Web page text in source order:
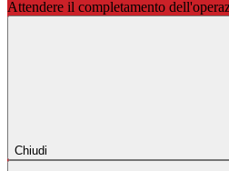
Attendere il completamento
Chiudi